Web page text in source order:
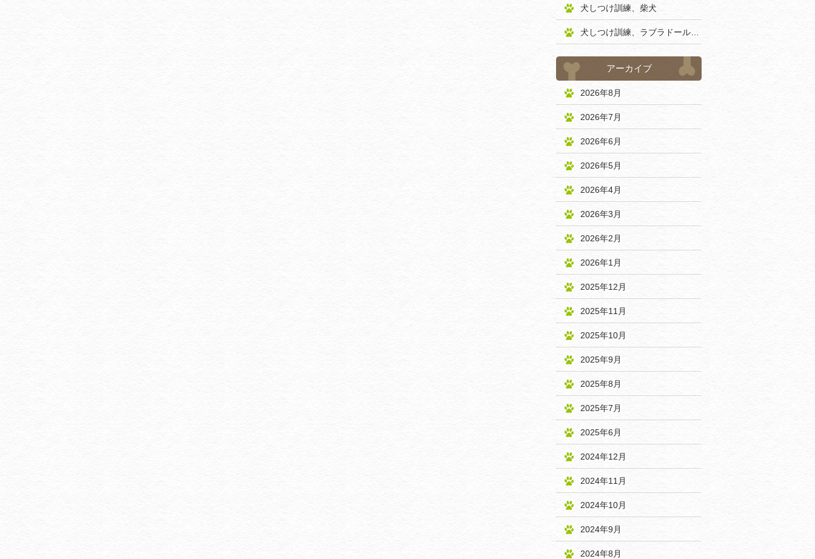
犬しつけ訓練、柴犬
アーカイブ
2026年8月
2026年7月
2026年6月
2026年5月
2026年4月
2026年3月
2026年2月
2026年1月
2025年12月
2025年11月
2025年10月
2025年9月
2025年8月
2025年7月
2025年6月
2024年12月
2024年11月
2024年10月
2024年9月
2024年8月